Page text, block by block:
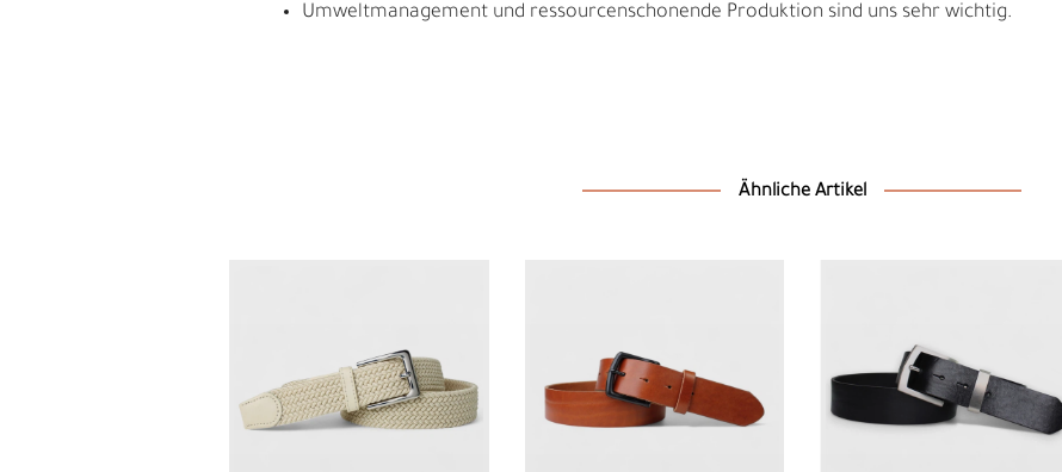
Umweltmanagement und ressourcenschonende Produktion sind uns sehr wichtig.
Ähnliche Artikel